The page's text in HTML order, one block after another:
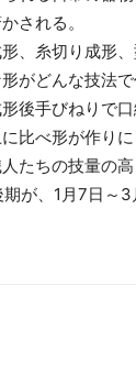
される。
、糸切り成形
がどんな技法
後手びねりで
比べ形が作り
たちの技量の
が、1月7日～